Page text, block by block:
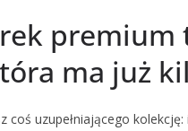
ma już
coś uzupełniającego